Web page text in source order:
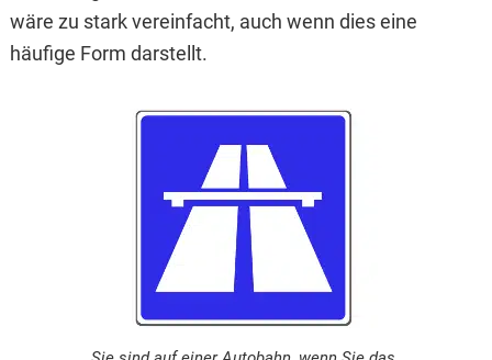
wäre zu stark vereinfacht, auch wenn dies eine
häufige Form darstellt.